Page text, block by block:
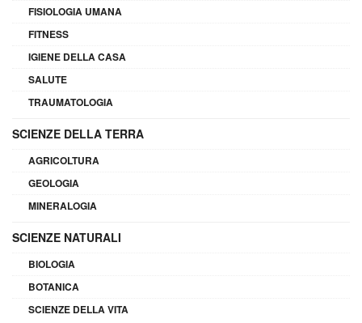
FISIOLOGIA UMANA
FITNESS
IGIENE DELLA CASA
SALUTE
TRAUMATOLOGIA
SCIENZE DELLA TERRA
AGRICOLTURA
GEOLOGIA
MINERALOGIA
SCIENZE NATURALI
BIOLOGIA
BOTANICA
SCIENZE DELLA VITA